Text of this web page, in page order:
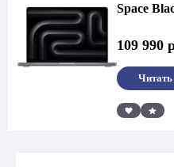
Space
109 990
Читать